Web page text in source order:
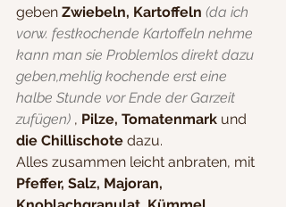
geben Zwiebeln, Kartoffeln (da ich
vorw. festkochende Kartoffeln nehme
kann man sie Problemlos direkt dazu
geben,mehlig kochende erst eine
halbe Stunde vor Ende der Garzeit
zufügen) , Pilze, Tomatenmark und
die Chillischote dazu.
Alles zusammen leicht anbraten, mit
Pfeffer, Salz, Majoran,